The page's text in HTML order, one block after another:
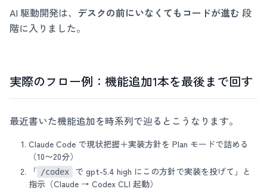
AI 駆動開発は、 デスクの前にいなくてもコードが進む 段
階に入りました。
実際のフロー例：機能追加1本を最後まで回す
最近書いた機能追加を時系列で辿るとこうなります。
Claude Code で現状把握＋実装方針を Plan モードで詰める
（10〜20分）
「 /codex
で gpt-5.4 high にこの方針で実装を投げて」と
指示（Claude → Codex CLI 起動）